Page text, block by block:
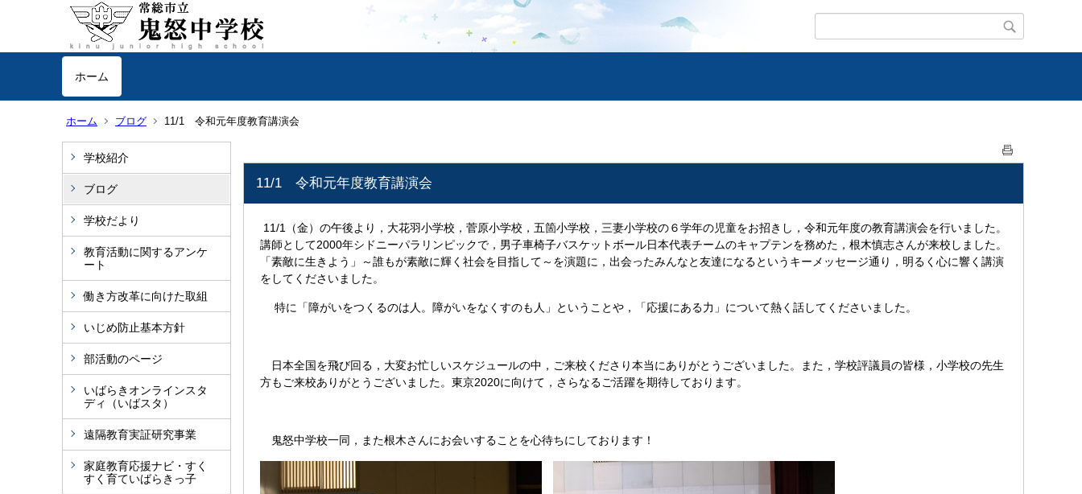
ホーム
ホーム ブログ 11/1 令和元年度教育講演会
学校紹介
ブログ
学校だより
教育活動に関するアンケ
ート
働き方改革に向けた取組
いじめ防止基本方針
部活動のページ
いばらきオンラインスタ
ディ（いばスタ）
遠隔教育実証研究事業
家庭教育応援ナビ・すく
すく育ていばらきっ子
11/1 令和元年度教育講演会
11/1（金）の午後より，大花羽小学校，菅原小学校，五箇小学校，三妻小学校の６学年の児童をお招きし，令和元年度の教育講演会を行いました。
講師として2000年シドニーパラリンピックで，男子車椅子バスケットボール日本代表チームのキャプテンを務めた，根木慎志さんが来校しました。
「素敵に生きよう」～誰もが素敵に輝く社会を目指して～を演題に，出会ったみんなと友達になるというキーメッセージ通り，明るく心に響く講演
をしてくださいました。
特に「障がいをつくるのは人。障がいをなくすのも人」ということや，「応援にある力」について熱く話してくださいました。
日本全国を飛び回る，大変お忙しいスケジュールの中，ご来校くださり本当にありがとうございました。また，学校評議員の皆様，小学校の先生
方もご来校ありがとうございました。東京2020に向けて，さらなるご活躍を期待しております。
鬼怒中学校一同，また根木さんにお会いすることを心待ちにしております！